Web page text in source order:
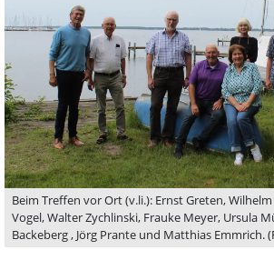
Beim Treffen vor Ort (v.li.): Ernst Greten,
Vogel, Walter Zychlinski, Frauke Meyer, Ursula
Backeberg , Jörg Prante und Matthias Emmrich.